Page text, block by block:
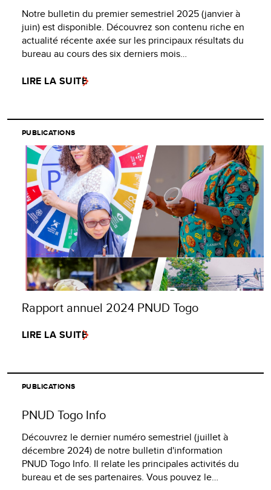
Notre bulletin du premier semestriel 2025 (janvier à
juin) est disponible. Découvrez son contenu riche en
actualité récente axée sur les principaux résultats du
bureau au cours des six derniers mois…
LIRE LA SUITE
PUBLICATIONS
Rapport annuel 2024 PNUD Togo
LIRE LA SUITE
PUBLICATIONS
PNUD Togo Info
Découvrez le dernier numéro semestriel (juillet à
décembre 2024) de notre bulletin d'information
PNUD Togo Info. Il relate les principales activités du
bureau et de ses partenaires. Vous pouvez le…